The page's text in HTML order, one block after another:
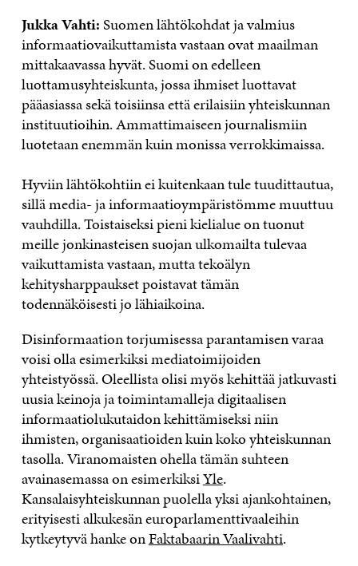
Jukka Vahti:Suomen lähtökohdat ja valmius
informaatiovaikuttamista vastaan ovat maailman
mittakaavassa hyvät. Suomi on edelleen
luottamusyhteiskunta, jossa ihmiset luottavat
pääasiassa sekä toisiinsa että erilaisiin yhteiskunnan
instituutioihin. Ammattimaiseen journalismiin
luotetaan enemmän kuin monissa verrokkimaissa.
Hyviin lähtökohtiin ei kuitenkaan tule tuudittautua,
sillä media- ja informaatioympäristömme muuttuu
vauhdilla. Toistaiseksi pieni kielialue on tuonut
meille jonkinasteisen suojan ulkomailta tulevaa
vaikuttamista vastaan, mutta tekoälyn
kehitysharppaukset poistavat tämän
todennäköisesti jo lähiaikoina.
Disinformaation torjumisessa parantamisen varaa
voisi olla esimerkiksi mediatoimijoiden
yhteistyössä. Oleellista olisi myös kehittää jatkuvasti
uusia keinoja ja toimintamalleja digitaalisen
informaatiolukutaidon kehittämiseksi niin
ihmisten, organisaatioiden kuin koko yhteiskunnan
tasolla. Viranomaisten ohella tämän suhteen
avainasemassa on esimerkiksiYle.
Kansalaisyhteiskunnan puolella yksi ajankohtainen,
erityisesti alkukesän europarlamenttivaaleihin
kytkeytyvä hanke onFaktabaarin Vaalivahti.